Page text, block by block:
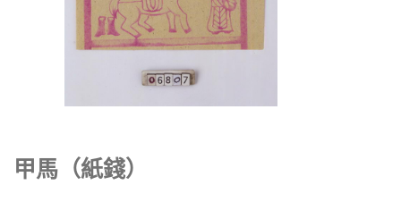
甲馬（紙錢）